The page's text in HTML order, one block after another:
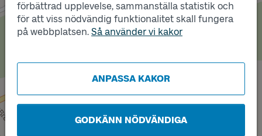
förbättrad upplevelse, sammanställa statistik och
för att viss nödvändig funktionalitet skall fungera
på webbplatsen. Så använder vi kakor
ANPASSA KAKOR
GODKÄNN NÖDVÄNDIGA
Läge
A
Läge
B